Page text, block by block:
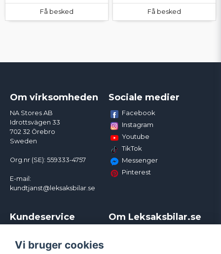
Få besked Få besked
Om virksomheden
NA Stores AB
Idrottsvägen 33
702 32 Örebro
Sweden
Org.nr (SE): 559333-4757
E-mail:
kundtjanst@leksaksbilar.se
Sociale medier
Facebook
Instagram
Youtube
TikTok
Messenger
Pinterest
Kundeservice
Kampagner og rabatter
Om Leksaksbilar.se
Vi bruger cookies